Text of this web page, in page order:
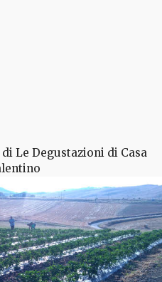
Le Degustazioni di Casa